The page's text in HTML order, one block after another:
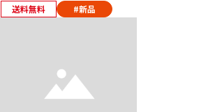
送料無料 #新品